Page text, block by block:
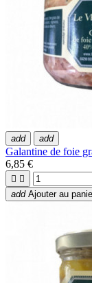
add add
Galantine de foie
6,85 €
 
add Ajouter au